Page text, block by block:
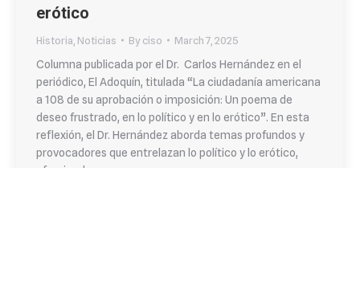
erótico
Historia Noticias Byciso
March 7, 2025
Columna publicada por el Dr. Carlos Hernández en el
periódico, El Adoquín, titulada “La ciudadanía americana
a 108 de su aprobación o imposición: Un poema de
deseo frustrado, en lo político y en lo erótico”. En esta
reflexión, el Dr. Hernández aborda temas profundos y
provocadores que entrelazan lo político y lo erótico,
ofreciendo una…